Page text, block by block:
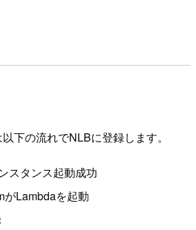
下の流れでNLBに登録します。
スタンス起動成功
がLambdaを起動